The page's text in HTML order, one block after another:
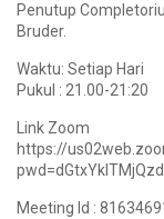
Penutup
Bruder.
Waktu: Setiap Hari
Pukul : 21.00-21:20
Link Zoom
https://
Meeting Id :